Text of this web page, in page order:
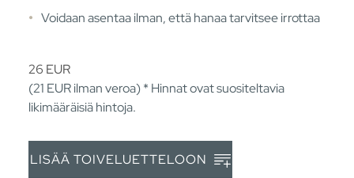
Voidaan asentaa ilman, että hanaa tarvitsee irrottaa
26 EUR
(21 EURilman veroa) * Hinnat ovat suositeltavia
likimääräisiä hintoja.
LISÄÄ TOIVELUETTELOON